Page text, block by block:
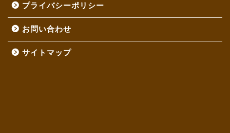
プライバシーポリシー
お問い合わせ
サイトマップ